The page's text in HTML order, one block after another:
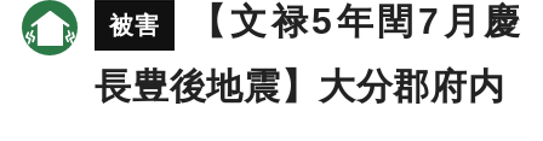
被害
【文禄5年閏7月慶
長豊後地震】大分郡府内